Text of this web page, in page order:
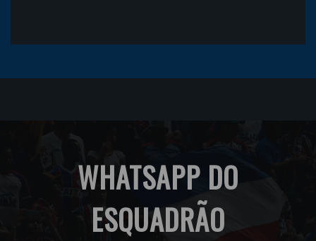
WHATSAPP DO
ESQUADRÃO